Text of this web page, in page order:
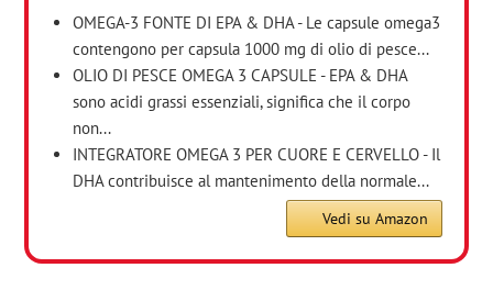
OMEGA-3 FONTE DI EPA & DHA - Le capsule omega3
contengono per capsula 1000 mg di olio di pesce...
OLIO DI PESCE OMEGA 3 CAPSULE - EPA & DHA
sono acidi grassi essenziali, significa che il corpo
non...
INTEGRATORE OMEGA 3 PER CUORE E CERVELLO - Il
DHA contribuisce al mantenimento della normale...
Vedi su Amazon